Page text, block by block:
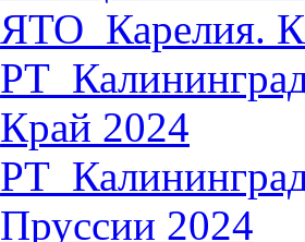
ЯТО_Карелия.
Край 2024
Пруссии 2024